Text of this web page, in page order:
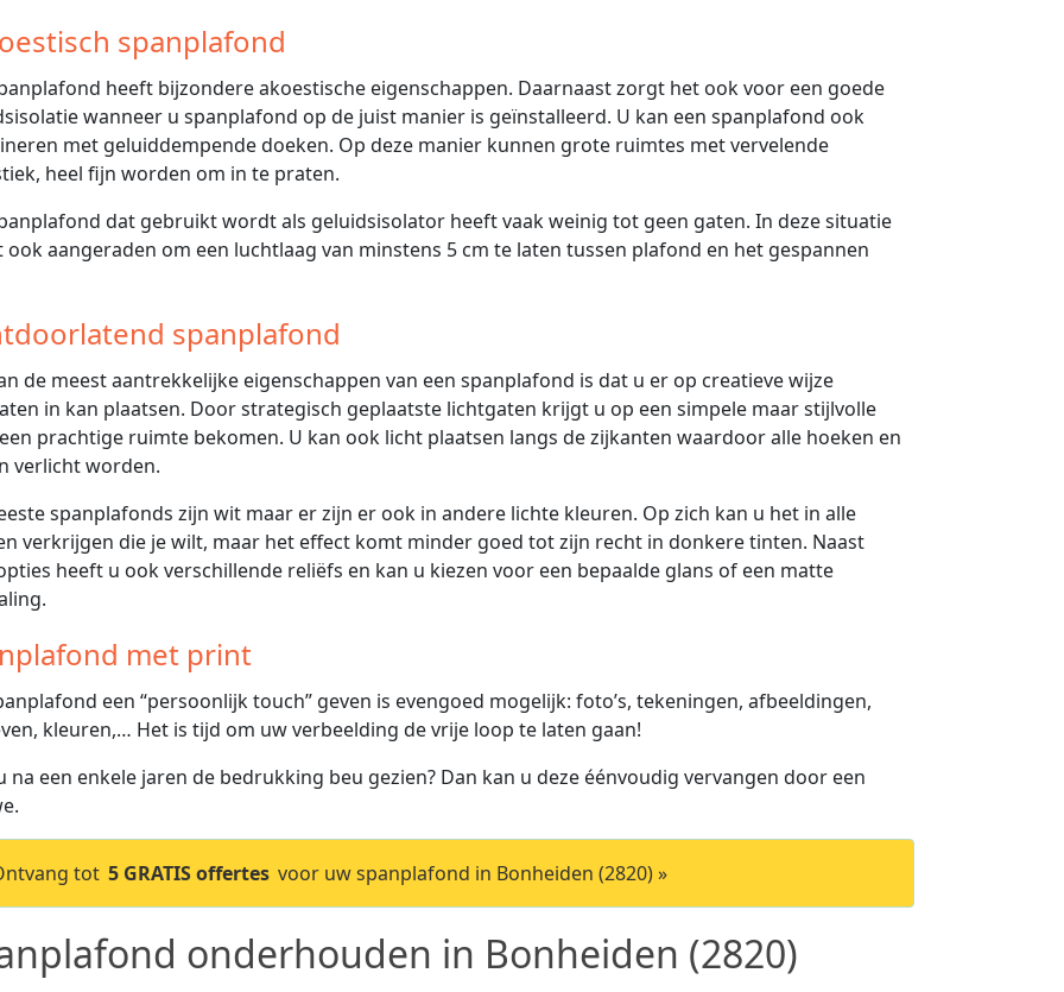
spanplafond
heeft bijzondere akoestische eigenschappen. Daarnaast zorgt het ook voor een goede
wanneer u spanplafond op de juist manier is geïnstalleerd. U kan een spanplafond ook
met geluiddempende doeken. Op deze manier kunnen grote ruimtes met vervelende
heel fijn worden om in te praten.
dat gebruikt wordt als geluidsisolator heeft vaak weinig tot geen gaten. In deze situatie
aangeraden om een luchtlaag van minstens 5 cm te laten tussen plafond en het gespannen
spanplafond
de meest aantrekkelijke eigenschappen van een spanplafond is dat u er op creatieve wijze
in kan plaatsen. Door strategisch geplaatste lichtgaten krijgt u op een simpele maar stijlvolle
prachtige ruimte bekomen. U kan ook licht plaatsen langs de zijkanten waardoor alle hoeken en
verlicht worden.
spanplafonds zijn wit maar er zijn er ook in andere lichte kleuren. Op zich kan u het in alle
verkrijgen die je wilt, maar het effect komt minder goed tot zijn recht in donkere tinten. Naast
heeft u ook verschillende reliëfs en kan u kiezen voor een bepaalde glans of een matte
met print
een “persoonlijk touch” geven is evengoed mogelijk: foto’s, tekeningen, afbeeldingen,
kleuren,… Het is tijd om uw verbeelding de vrije loop te laten gaan!
na een enkele jaren de bedrukking beu gezien? Dan kan u deze éénvoudig vervangen door een
tot 5 GRATIS offertes voor uw spanplafond in Bonheiden (2820) »
onderhouden in Bonheiden (2820)